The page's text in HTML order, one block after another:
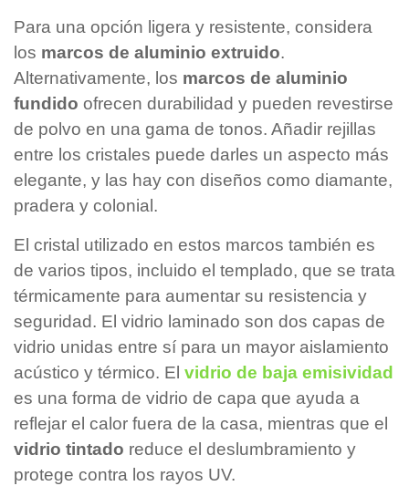
Para una opción ligera y resistente, considera
los marcos de aluminio extruido.
Alternativamente, los marcos de aluminio
fundido ofrecen durabilidad y pueden revestirse
de polvo en una gama de tonos. Añadir rejillas
entre los cristales puede darles un aspecto más
elegante, y las hay con diseños como diamante,
pradera y colonial.
El cristal utilizado en estos marcos también es
de varios tipos, incluido el templado, que se trata
térmicamente para aumentar su resistencia y
seguridad. El vidrio laminado son dos capas de
vidrio unidas entre sí para un mayor aislamiento
acústico y térmico. El vidrio de baja emisividad
es una forma de vidrio de capa que ayuda a
reflejar el calor fuera de la casa, mientras que el
vidrio tintado reduce el deslumbramiento y
protege contra los rayos UV.